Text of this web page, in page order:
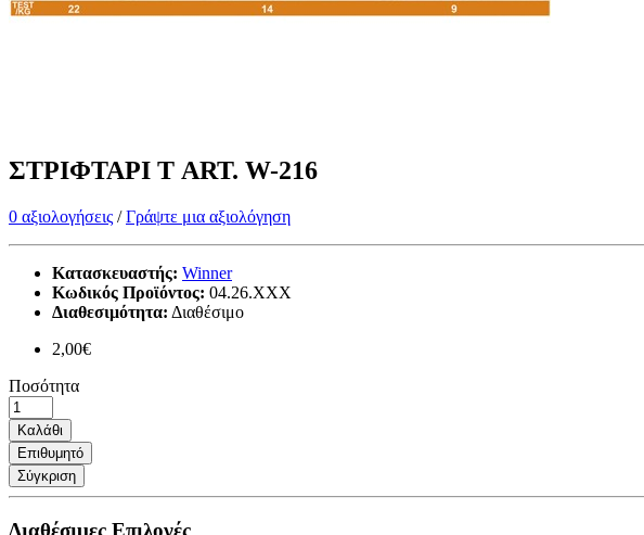
ΣΤΡΙΦΤΑΡΙ Τ ART. W-216
0 αξιολογήσεις /Γράψτε μια αξιολόγηση
Κατασκευαστής: Winner
Κωδικός Προϊόντος: 04.26.ΧΧΧ
Διαθεσιμότητα: Διαθέσιμο
2,00€
Ποσότητα
Καλάθι
Επιθυμητό
Σύγκριση
Διαθέσιμες Επιλογές